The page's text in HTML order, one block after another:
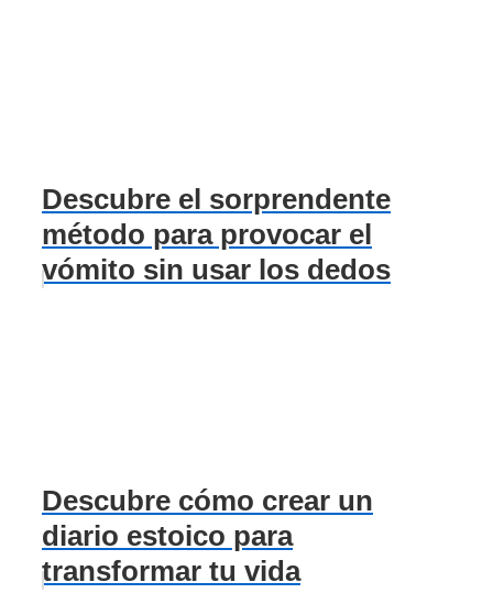
Descubre el sorprendente
método para provocar el
vómito sin usar los dedos
Descubre cómo crear un
diario estoico para
transformar tu vida